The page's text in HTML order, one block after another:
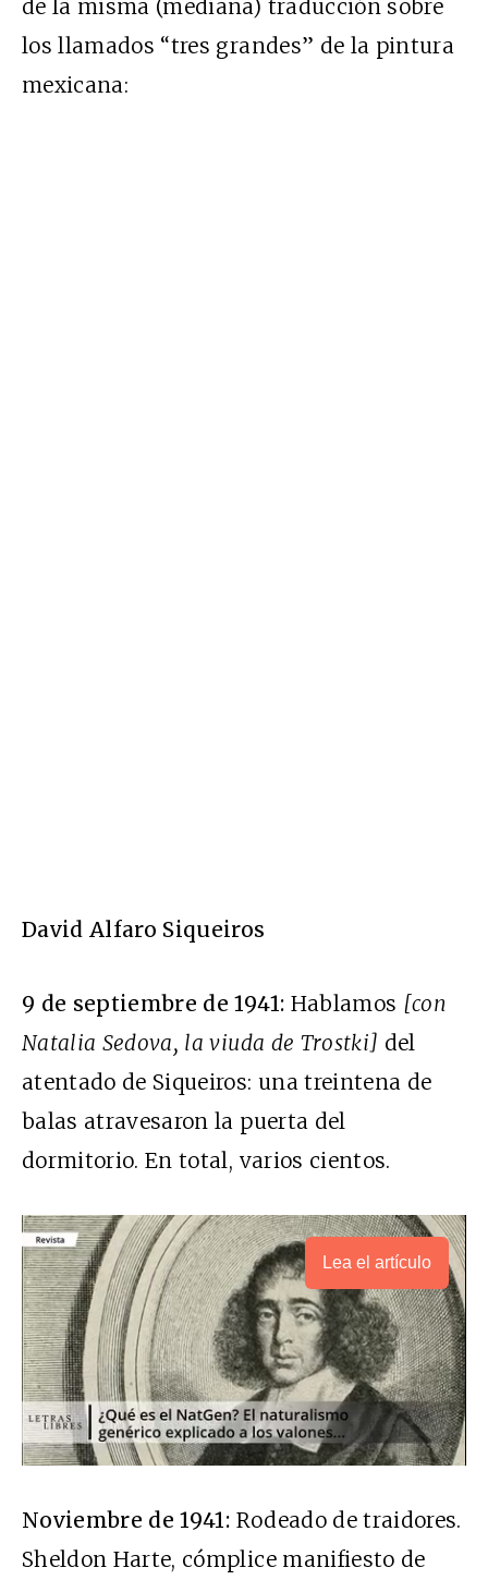
de la misma (mediana) traducción sobre
los llamados “tres grandes” de la pintura
mexicana:
David Alfaro Siqueiros
9 de septiembre de 1941: Hablamos [con
Natalia Sedova, la viuda de Trostki] del
atentado de Siqueiros: una treintena de
balas atravesaron la puerta del
dormitorio. En total, varios cientos.
Lea el artículo
Noviembre de 1941: Rodeado de traidores.
Sheldon Harte, cómplice manifiesto de